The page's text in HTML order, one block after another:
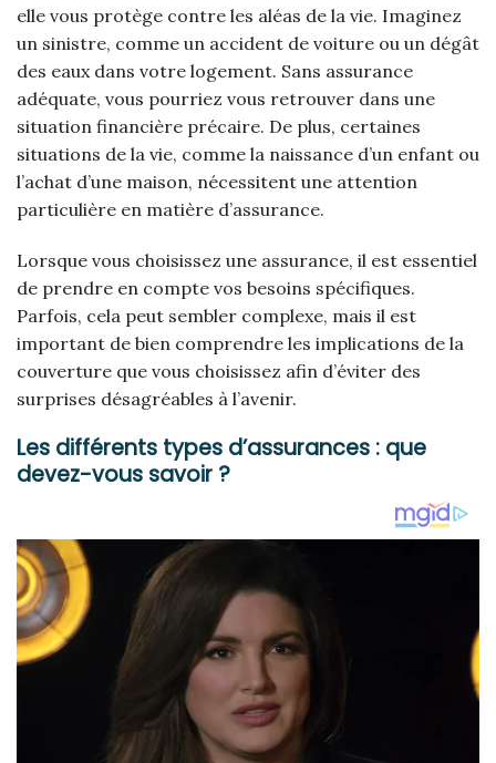
elle vous protège contre les aléas de la vie. Imaginez
un sinistre, comme un accident de voiture ou un dégât
des eaux dans votre logement. Sans assurance
adéquate, vous pourriez vous retrouver dans une
situation financière précaire. De plus, certaines
situations de la vie, comme la naissance d’un enfant ou
l’achat d’une maison, nécessitent une attention
particulière en matière d’assurance.
Lorsque vous choisissez une assurance, il est essentiel
de prendre en compte vos besoins spécifiques.
Parfois, cela peut sembler complexe, mais il est
important de bien comprendre les implications de la
couverture que vous choisissez afin d’éviter des
surprises désagréables à l’avenir.
Les différents types d’assurances : que
devez-vous savoir ?